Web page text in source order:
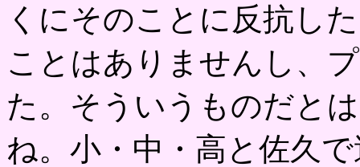
くにそのことに反抗した
ことはありませんし、
た。そういうものだと
ね。小・中・高と佐久